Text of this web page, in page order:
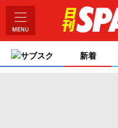
サブスク 新着